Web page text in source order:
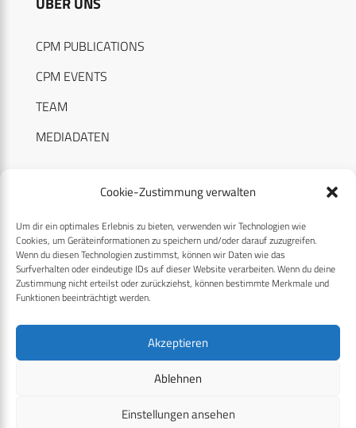
Cookie-Zustimmung verwalten
Um dir ein optimales Erlebnis zu bieten, verwenden wir Technologien wie
Cookies, um Geräteinformationen zu speichern und/oder darauf zuzugreifen.
Wenn du diesen Technologien zustimmst, können wir Daten wie das
Surfverhalten oder eindeutige IDs auf dieser Website verarbeiten. Wenn du deine
Zustimmung nicht erteilst oder zurückziehst, können bestimmte Merkmale und
Funktionen beeinträchtigt werden.
Akzeptieren
Ablehnen
Einstellungen ansehen
CPM PUBLICATIONS
CPM EVENTS
TEAM
MEDIADATEN
RECHTLICHES
Datenschutzerklärung
Cookie-Richtlinie (EU)